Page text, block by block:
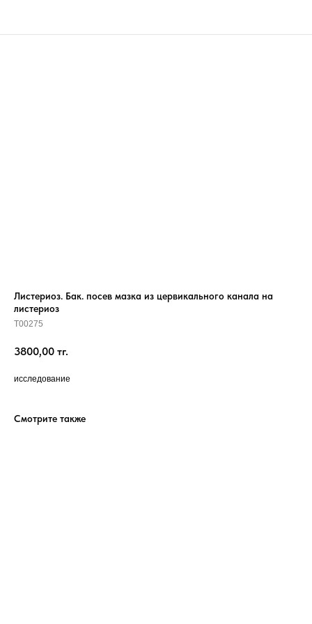
Листериоз. Бак. посев мазка из цервикального канала на
листериоз
T00275
3800,00 тг.
исследование
Смотрите также